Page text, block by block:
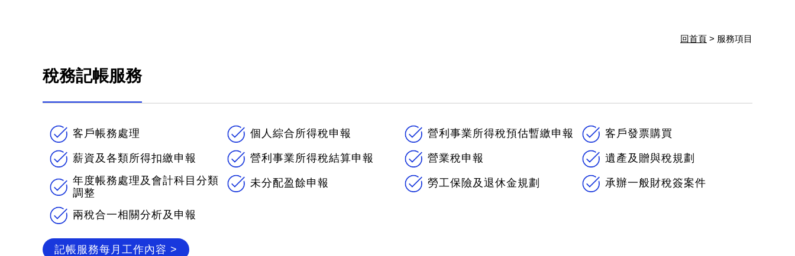
回首頁 > 服務項目
稅務記帳服務
客戶帳務處理 個人綜合所得稅申報 營利事業所得稅預估暫繳申報 客戶發票購買
薪資及各類所得扣繳申報 營利事業所得稅結算申報 營業稅申報
遺產及贈與稅規劃
年度帳務處理及會計科目分類
調整
未分配盈餘申報 勞工保險及退休金規劃 承辦一般財稅簽案件
兩稅合一相關分析及申報
記帳服務每月工作內容 >